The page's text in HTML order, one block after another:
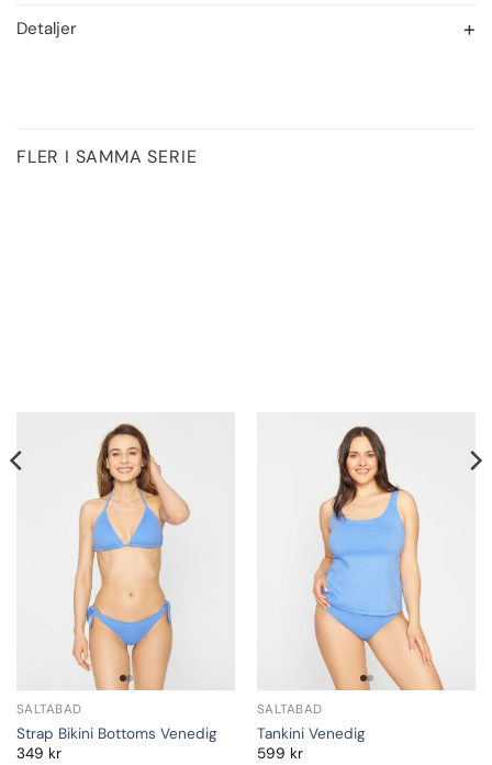
Detaljer
FLER I SAMMA SERIE
SALTABAD
Strap Bikini Bottoms Venedig
349 kr
SALTABAD
Tankini Venedig
599 kr